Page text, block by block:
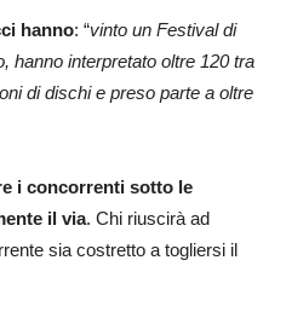
hanno: “vinto un Festival di
hanno interpretato oltre 120 tra
di dischi e preso parte a oltre
i concorrenti sotto le
il via. Chi riuscirà ad
sia costretto a togliersi il